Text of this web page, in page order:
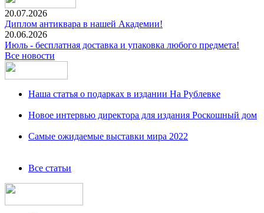
20.07.2026
Диплом антиквара в нашей Академии!
20.06.2026
Июль - бесплатная доставка и упаковка любого предмета!
Все новости
Наша статья о подарках в издании На Рублевке
Новое интервью директора для издания Роскошный дом
Самые ожидаемые выставки мира 2022
Все статьи